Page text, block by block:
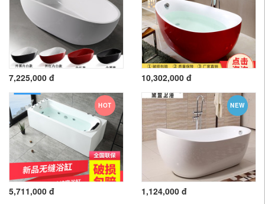
7,225,000 đ 10,302,000 đ
HOT
5,711,000 đ
NEW
1,124,000 đ